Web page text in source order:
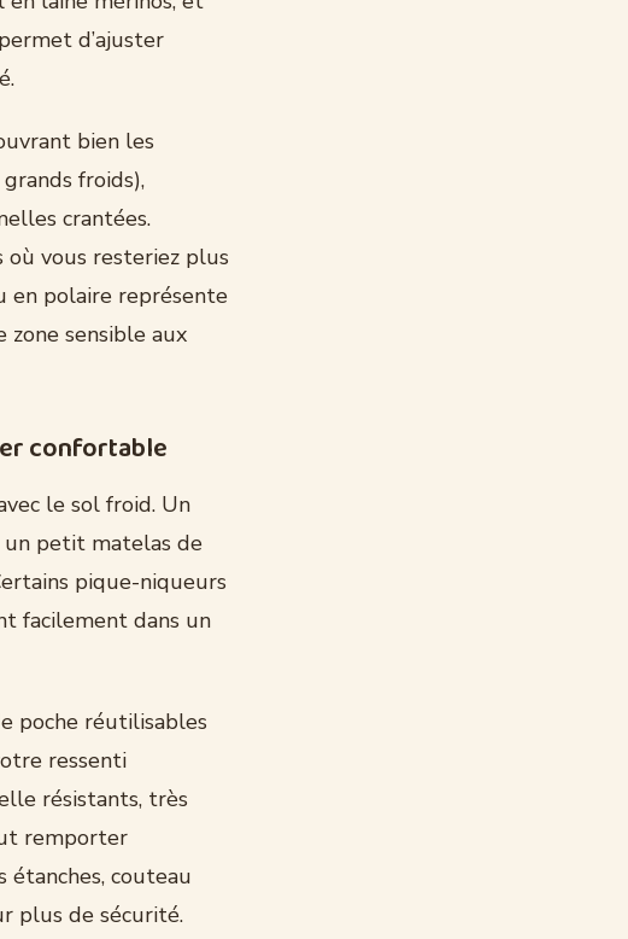
d’ajuster
bien les
froids),
crantées.
où vous resteriez plus
en polaire représente
sensible aux
confortable
le sol froid. Un
un petit matelas de
pique-niqueurs
facilement dans un
poche réutilisables
ressenti
résistants, très
remporter
couteau
plus de sécurité.